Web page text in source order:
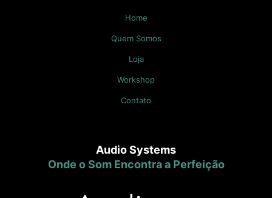
Home
Quem Somos
Loja
Workshop
Contato
Audio Systems
Onde o Som Encontra a Perfeição